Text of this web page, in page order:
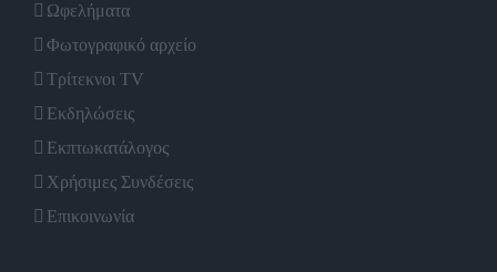
Ωφελήματα
Φωτογραφικό αρχείο
Τρίτεκνοι TV
Εκδηλώσεις
Εκπτωκατάλογος
Χρήσιμες Συνδέσεις
Επικοινωνία